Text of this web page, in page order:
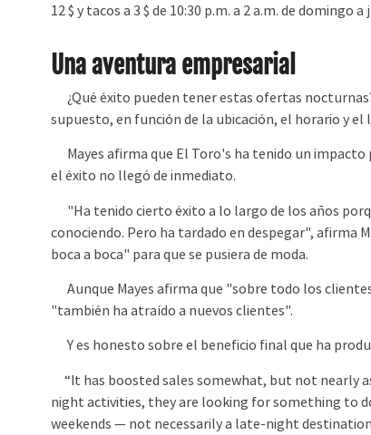
12 $ y tacos a 3 $ de 10:30 p.m. a 2 a.m. de domingo a
Una aventura empresarial
¿Qué éxito pueden tener estas ofertas
supuesto, en función de la ubicación, el horario y el
Mayes afirma que El Toro's ha tenido un impacto
el éxito no llegó de inmediato.
"Ha tenido cierto éxito a lo largo de los años
conociendo. Pero ha tardado en despegar", afirma
boca a boca" para que se pusiera de moda.
Aunque Mayes afirma que "sobre todo los
"también ha atraído a nuevos clientes".
Y es honesto sobre el beneficio final que ha
“It has boosted sales somewhat, but not nearly
night activities, they are looking for something to
weekends — not necessarily a late-night